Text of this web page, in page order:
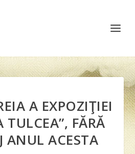
A EXPOZIŢIEI
TULCEA”, FĂRĂ
ANUL ACESTA